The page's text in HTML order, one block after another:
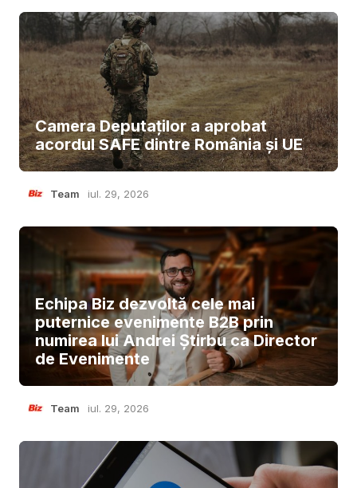
Camera Deputaților a aprobat
acordul SAFE dintre România și UE
Team iul. 29, 2026
Echipa Biz dezvoltă cele mai
puternice evenimente B2B prin
numirea lui Andrei Știrbu ca Director
de Evenimente
Team iul. 29, 2026